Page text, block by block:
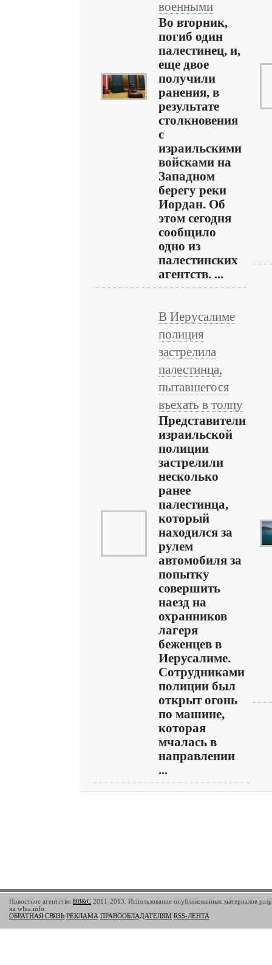
военными
Во вторник,
погиб один
палестинец, и,
еще двое
получили
ранения, в
результате
столкновения
с
израильскими
войсками на
Западном
берегу реки
Иордан. Об
этом сегодня
сообщило
одно из
палестинских
агентств. ...
В Иерусалиме
полиция
застрелила
палестинца,
пытавшегося
въехать в толпу
Представители
израильской
полиции
застрелили
несколько
ранее
палестинца,
который
находился за
рулем
автомобиля за
попытку
совершить
наезд на
охранников
лагеря
беженцев в
Иерусалиме.
Сотрудниками
полиции был
открыт огонь
по машине,
которая
мчалась в
направлении
...
Новостное агентство BB&C 2011-2013. Использование опубликованных материалов
на wlna.info.
ОБРАТНАЯ СВЯЗЬ РЕКЛАМА ПРАВООБЛАДАТЕЛЯМ RSS-ЛЕНТА